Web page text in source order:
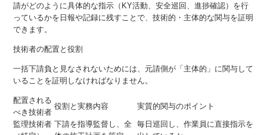
請がどのように具体的な指示（KY活動、安全巡回、進捗確認）を行
っているかを日報や記録に残すことで、技術的・主体的な関与を証明
できます。
技術者の配置と役割
一括下請負と見なされないためには、元請側が「主体的」に関与して
いることを証明しなければなりません。
配置される
べき技術者
役割と実務内容
実質的関与のポイント
監理技術者 下請を指導監督し、全
毎日巡回し、作業員に直接指示を